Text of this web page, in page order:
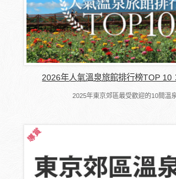
2026年人氣溫泉旅館排行榜TOP 10
2025年東京郊區最受歡迎的10間溫